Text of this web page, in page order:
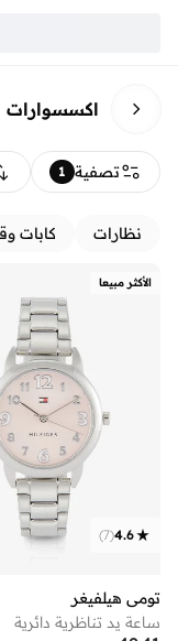
اكسسوارات
تصفية 1
نظارات كابات
الأكثر مبيعا
4.6
(
7
)
تومي هيلفيغر
ساعة يد تناظرية دائرية